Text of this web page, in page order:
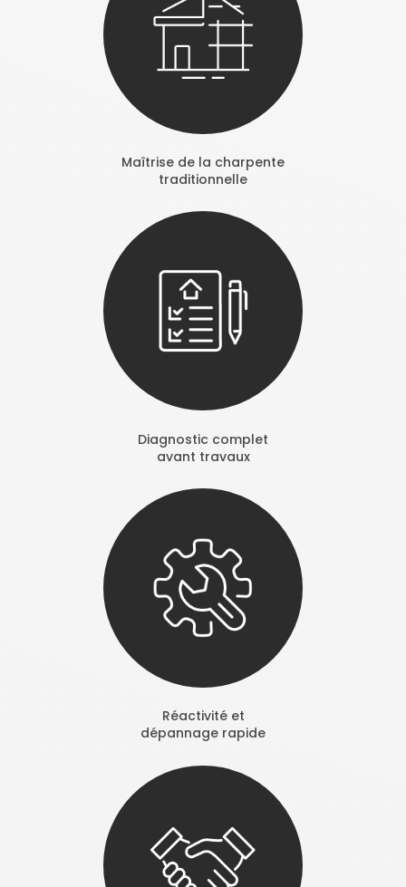
Maîtrise de la charpente
traditionnelle
Diagnostic complet
avant travaux
Réactivité et
dépannage rapide